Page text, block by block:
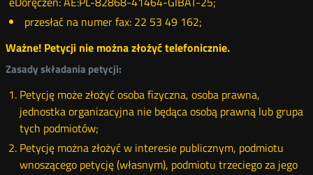
przesłać na numer fax: 22 53 49 162;
Ważne! Petycji nie można złożyć telefonicznie.
Zasady składania petycji:
Petycję może złożyć osoba fizyczna, osoba prawna,
jednostka organizacyjna nie będąca osobą prawną lub grupa
tych podmiotów;
Petycję można złożyć w interesie publicznym, podmiotu
wnoszącego petycję (własnym), podmiotu trzeciego za jego